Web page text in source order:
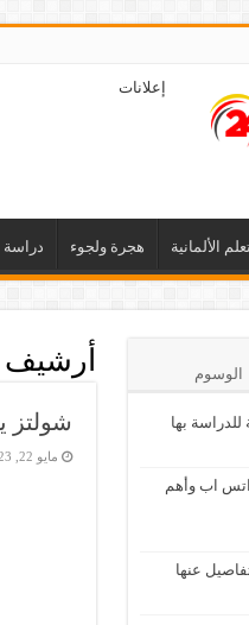
إعلانات
الألمانية هجرة ولجوء دراسة
أرشيف
شولتز
مايو 22, 2023
الوسوم
للدراسة بها
اب وأهم